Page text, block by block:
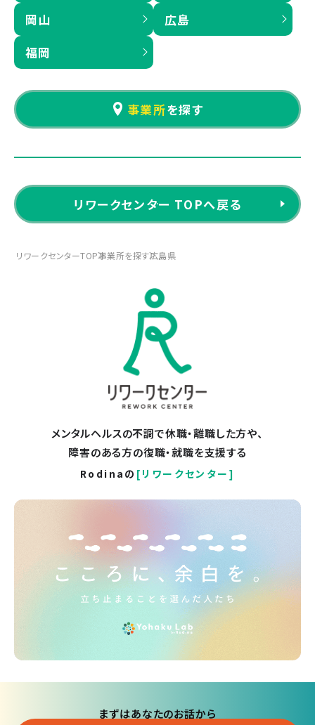
岡山
広島
福岡
事業所を探す
リワークセンター TOPへ戻る
リワークセンターTOP事業所を探す広島県
メンタルヘルスの不調で休職・離職した方や、
障害のある方の復職・就職を支援する
Rodinaの [リワークセンター]
まずはあなたのお話から